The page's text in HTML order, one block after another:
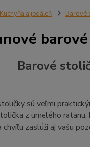
Kuchyňa a jedáleň Barové
Barové
sú veľmi
z umelého
chvíľu zaslúži aj vašu